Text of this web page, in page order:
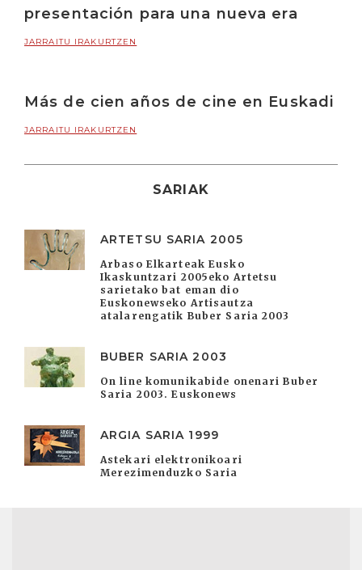
presentación para una nueva era
JARRAITU IRAKURTZEN
Más de cien años de cine en Euskadi
JARRAITU IRAKURTZEN
SARIAK
ARTETSU SARIA 2005
Arbaso Elkarteak Eusko
Ikaskuntzari 2005eko Artetsu
sarietako bat eman dio
Euskonewseko Artisautza
atalarengatik Buber Saria 2003
BUBER SARIA 2003
On line komunikabide onenari Buber
Saria 2003. Euskonews
ARGIA SARIA 1999
Astekari elektronikoari
Merezimenduzko Saria